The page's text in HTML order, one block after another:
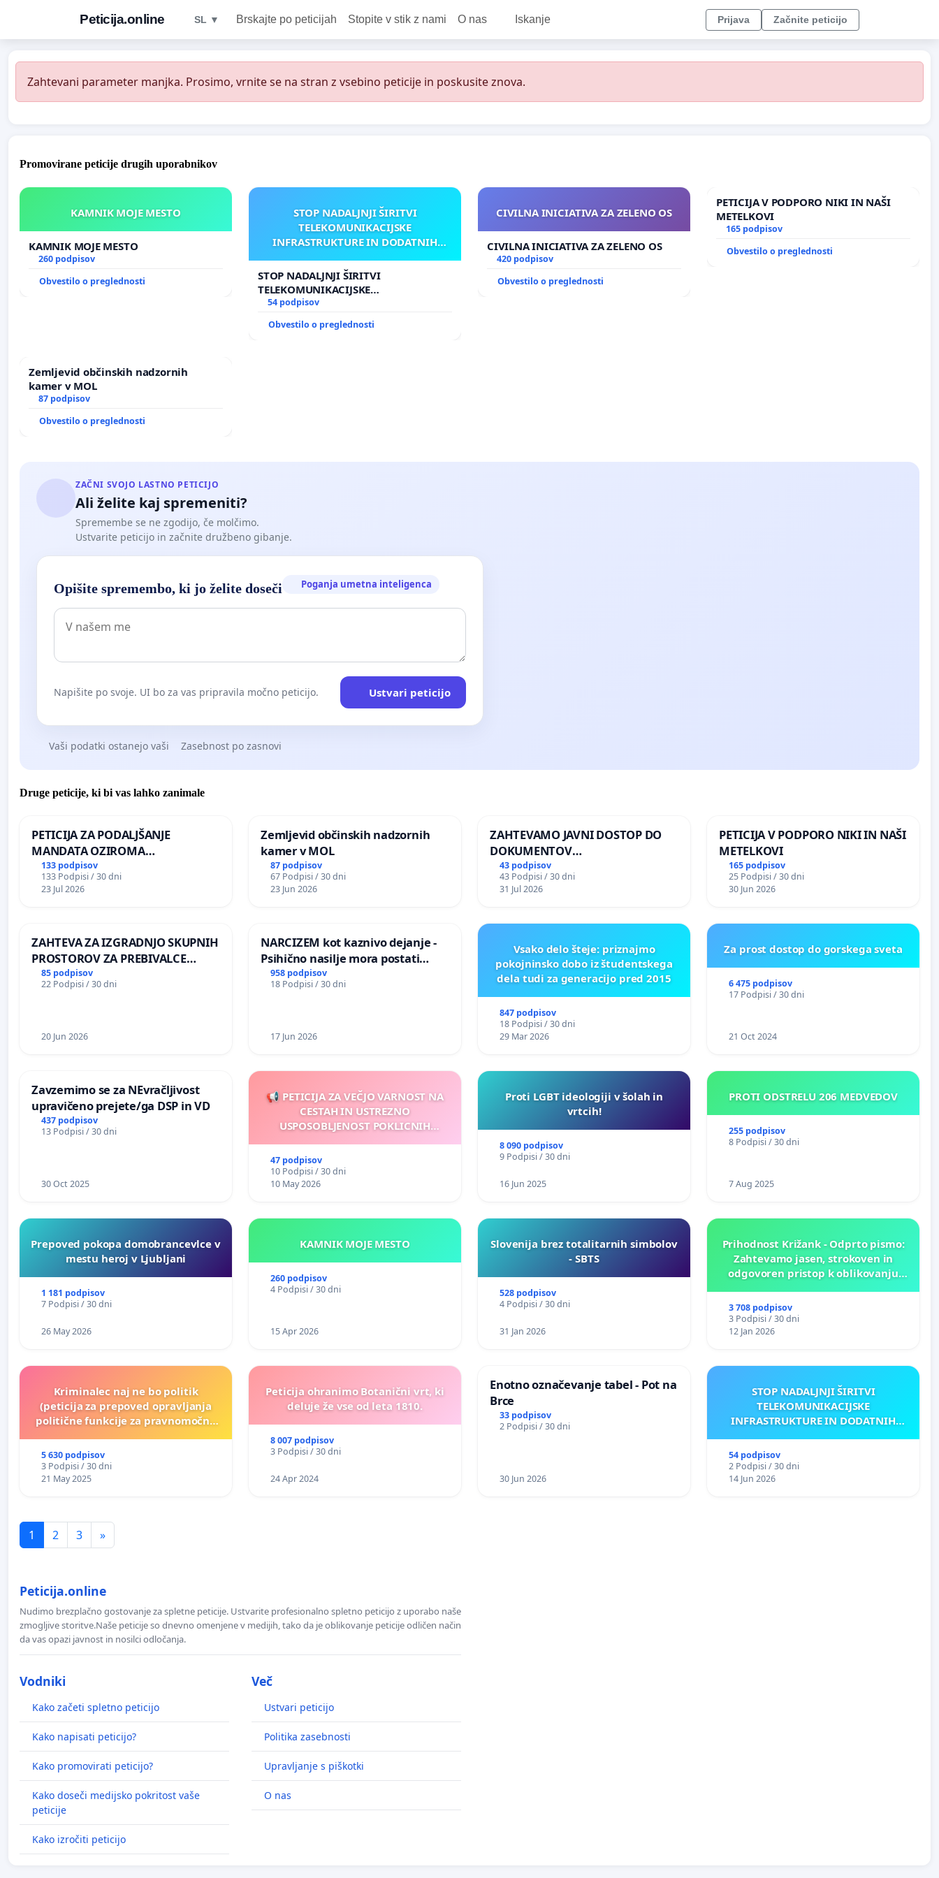
Peticija.online SL ▼ Brskajte po peticijah Stopite v stik z nami O nas Iskanje Prijava Začnite peticijo
Zahtevani parameter manjka. Prosimo, vrnite se na stran z vsebino peticije in poskusite znova.
Promovirane peticije drugih uporabnikov
KAMNIK MOJE MESTO
KAMNIK MOJE MESTO
260 podpisov
Obvestilo o preglednosti
STOP NADALJNJI ŠIRITVI
TELEKOMUNIKACIJSKE
INFRASTRUKTURE IN DODATNIH
STOP NADALJNJI ŠIRITVI
TELEKOMUNIKACIJSKE
INFRASTRUKTURE IN DODATNIH
ANTEN V GRADIŠČAKU
54 podpisov
Obvestilo o preglednosti
CIVILNA INICIATIVA ZA ZELENO OS
CIVILNA INICIATIVA ZA ZELENO OS
420 podpisov
Obvestilo o preglednosti
PETICIJA V PODPORO NIKI IN NAŠI
METELKOVI
165 podpisov
Obvestilo o preglednosti
Zemljevid občinskih nadzornih
kamer v MOL
87 podpisov
Obvestilo o preglednosti
ZAČNI SVOJO LASTNO PETICIJO
Ali želite kaj spremeniti?
Spremembe se ne zgodijo, če molčimo.
Ustvarite peticijo in začnite družbeno gibanje.
Opišite spremembo, ki jo želite doseči Poganja umetna inteligenca
Napišite po svoje. UI bo za vas pripravila močno peticijo. Ustvari peticijo
Vaši podatki ostanejo vaši Zasebnost po zasnovi
Druge peticije, ki bi vas lahko zanimale
PETICIJA ZA PODALJŠANJE
MANDATA OZIROMA
ČIMPREJŠNJO PONOVNO
NAPOTITEV GOSPODA BERNARDA
ŠRAJNERJA NA VELEPOSLANIŠTVO
133 podpisov
133 Podpisi / 30 dni
23 Jul 2026
Zemljevid občinskih nadzornih
kamer v MOL
87 podpisov
67 Podpisi / 30 dni
23 Jun 2026
ZAHTEVAMO JAVNI DOSTOP DO
DOKUMENTOV
PARLAMENTARNIH
PREISKOVALNIH KOMISIJ O
ILEGALNI TRGOVINI Z OROŽJEM
43 podpisov
43 Podpisi / 30 dni
31 Jul 2026
PETICIJA V PODPORO NIKI IN NAŠI
METELKOVI
165 podpisov
25 Podpisi / 30 dni
30 Jun 2026
ZAHTEVA ZA IZGRADNJO SKUPNIH
PROSTOROV ZA PREBIVALCE
KRAJEVNE SKUPNOSTI
PRESTRANEK
85 podpisov
22 Podpisi / 30 dni
20 Jun 2026
NARCIZEM kot kaznivo dejanje -
Psihično nasilje mora postati
enako prepoznano kot fizično
nasilje
958 podpisov
18 Podpisi / 30 dni
17 Jun 2026
Vsako delo šteje: priznajmo
pokojninsko dobo iz študentskega
dela tudi za generacijo pred 2015
847 podpisov
18 Podpisi / 30 dni
29 Mar 2026
Za prost dostop do gorskega sveta
6 475 podpisov
17 Podpisi / 30 dni
21 Oct 2024
Zavzemimo se za NEvračljivost
upravičeno prejete/ga DSP in VD
437 podpisov
13 Podpisi / 30 dni
30 Oct 2025
📢 PETICIJA ZA VEČJO VARNOST NA
CESTAH IN USTREZNO
USPOSOBLJENOST POKLICNIH
47 podpisov
10 Podpisi / 30 dni
10 May 2026
Proti LGBT ideologiji v šolah in
vrtcih!
8 090 podpisov
9 Podpisi / 30 dni
16 Jun 2025
PROTI ODSTRELU 206 MEDVEDOV
255 podpisov
8 Podpisi / 30 dni
7 Aug 2025
Prepoved pokopa domobrancevlce v
mestu heroj v Ljubljani
1 181 podpisov
7 Podpisi / 30 dni
26 May 2026
KAMNIK MOJE MESTO
260 podpisov
4 Podpisi / 30 dni
15 Apr 2026
Slovenija brez totalitarnih simbolov
- SBTS
528 podpisov
4 Podpisi / 30 dni
31 Jan 2026
Prihodnost Križank - Odprto pismo:
Zahtevamo jasen, strokoven in
odgovoren pristop k oblikovanju
3 708 podpisov
3 Podpisi / 30 dni
12 Jan 2026
Kriminalec naj ne bo politik
(peticija za prepoved opravljanja
politične funkcije za pravnomočno
5 630 podpisov
3 Podpisi / 30 dni
21 May 2025
Peticija ohranimo Botanični vrt, ki
deluje že vse od leta 1810.
8 007 podpisov
3 Podpisi / 30 dni
24 Apr 2024
Enotno označevanje tabel - Pot na
Brce
33 podpisov
2 Podpisi / 30 dni
30 Jun 2026
STOP NADALJNJI ŠIRITVI
TELEKOMUNIKACIJSKE
INFRASTRUKTURE IN DODATNIH
54 podpisov
2 Podpisi / 30 dni
14 Jun 2026
1 2 3 »
Peticija.online
Nudimo brezplačno gostovanje za spletne peticije. Ustvarite profesionalno spletno peticijo z uporabo naše
zmogljive storitve.Naše peticije so dnevno omenjene v medijih, tako da je oblikovanje peticije odličen način
da vas opazi javnost in nosilci odločanja.
Vodniki
Kako začeti spletno peticijo
Kako napisati peticijo?
Kako promovirati peticijo?
Kako doseči medijsko pokritost vaše
peticije
Kako izročiti peticijo
Več
Ustvari peticijo
Politika zasebnosti
Upravljanje s piškotki
O nas